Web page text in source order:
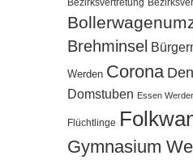
Brehminsel
Werden Corona
Domstuben Essen
Flüchtlinge
Gymnasium